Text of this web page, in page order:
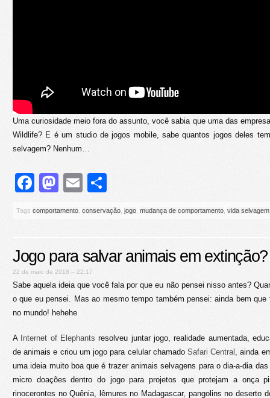
Uma curiosidade meio fora do assunto, você sabia que uma das
Wildlife? E é um studio de jogos mobile, sabe quantos jogos deles
selvagem? Nenhum…
Facebook
Mastodon
Email
Tags comportamento conservação jogo mudança de comportamento vida selvagem
Jogo para salvar animais em extinção?
22 de maio de 2018 – 22:17
Sabe aquela ideia que você fala por que eu não pensei nisso antes?
o que eu pensei. Mas ao mesmo tempo também pensei: ainda bem
no mundo! hehehe
A Internet of Elephants resolveu juntar jogo, realidade aumentada,
de animais e criou um jogo para celular chamado Safari Central , ainda
uma ideia muito boa que é trazer animais selvagens para o dia-a-dia
micro doações dentro do jogo para projetos que protejam a onça
rinocerontes no Quênia, lêmures no Madagascar, pangolins no deserto